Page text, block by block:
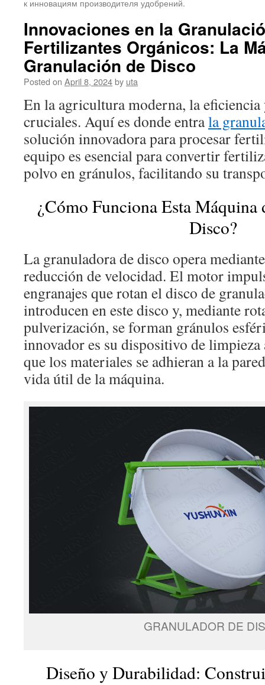
к инновациям производителя удобрений.
Innovaciones en la
Fertilizantes Orgánicos: La
Granulación de Disco
Posted on April 8, 2024by uta
En la agricultura moderna, la
cruciales. Aquí es donde entrala
solución innovadora para procesar
equipo es esencial para convertir
polvo en gránulos, facilitando su
¿Cómo Funciona Esta Máquina
Disco?
La granuladora de disco opera
reducción de velocidad. El motor
engranajes que rotan el disco de
introducen en este disco y, mediante
pulverización, se forman gránulos
innovador es su dispositivo de limpieza
que los materiales se adhieran a la
vida útil de la máquina.
GRANULADOR DE
Diseño y Durabilidad: